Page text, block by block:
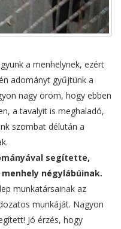
a menhelynek, ezért
adományt gyűjtünk a
nagy öröm, hogy ebben
a tavalyit is meghaladó,
szombat délután a
segítette,
négylábúinak.
munkatársainak az
munkáját. Nagyon
Jó érzés, hogy